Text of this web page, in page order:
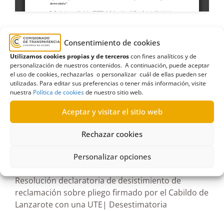
Consentimiento de cookies
Utilizamos cookies propias y de terceroscon fines analíticos y de
personalización de nuestros contenidos. A continuación, puede aceptar
el uso de cookies, rechazarlas o personalizar cuál de ellas pueden ser
utilizadas. Para editar sus preferencias o tener más información, visite
nuestra Política de cookiesde nuestro sitio web.
Aceptar y visitar el sitio web
Rechazar cookies
Personalizar opciones
Asociación de Vecinos de Titerroy
Lanzarote,carreteras,conservación,
Desistimiento,mantenimiento
Resolución declaratoria de desistimiento de
reclamación sobre pliego firmado por el Cabildo de
Lanzarote con una UTE| Desestimatoria